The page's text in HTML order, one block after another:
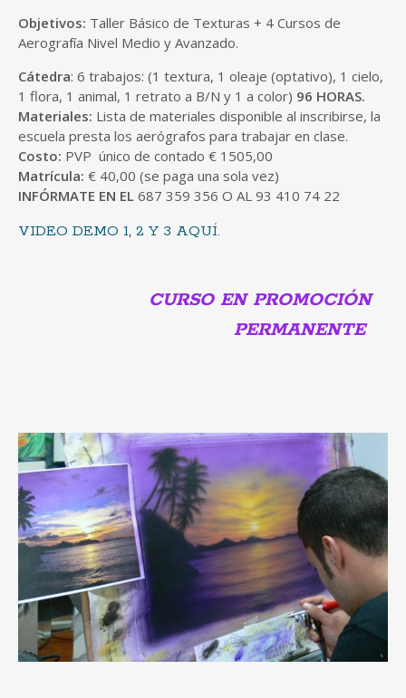
Objetivos: Taller Básico de Texturas + 4 Cursos de
Aerografía Nivel Medio y Avanzado.
Cátedra: 6 trabajos: (1 textura, 1 oleaje (optativo), 1 cielo,
1 flora, 1 animal, 1 retrato a B/N y 1 a color) 96 HORAS.
Materiales: Lista de materiales disponible al inscribirse, la
escuela presta los aerógrafos para trabajar en clase.
Costo: PVP único de contado € 1505,00
Matrícula: € 40,00 (se paga una sola vez)
INFÓRMATE EN EL 687 359 356 O AL 93 410 74 22
VIDEO DEMO 1, 2 Y 3 AQUÍ.
CURSO EN PROMOCIÓN
PERMANENTE